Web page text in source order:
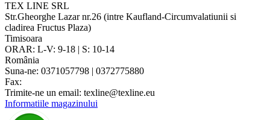
TEX LINE SRL
Str.Gheorghe Lazar nr.26 (intre Kaufland-Circumvalatiunii si
cladirea Fructus Plaza)
Timisoara
ORAR: L-V: 9-18 | S: 10-14
România
Suna-ne: 0371057798 | 0372775880
Fax:
Trimite-ne un email: texline@texline.eu
Informatiile magazinului